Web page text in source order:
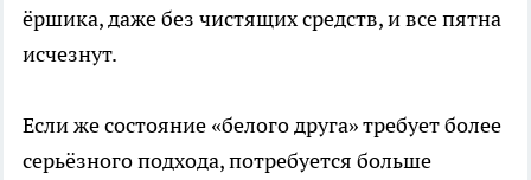
ёршика, даже без чистящих средств, и все пятна
исчезнут.
Если же состояние «белого друга» требует более
серьёзного подхода, потребуется больше